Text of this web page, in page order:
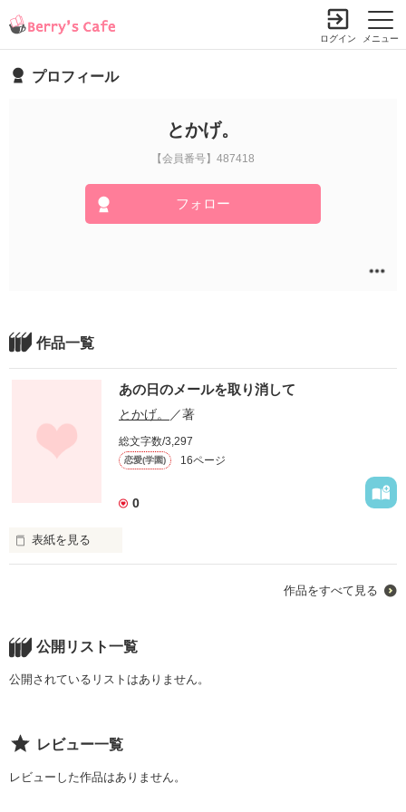
メニュー
ログイン
プロフィール
とかげ。
【会員番号】487418
フォロー
作品一覧
あの日のメールを取り消して
とかげ。 ／著
総文字数/3,297
恋愛(学園) 16ページ
0
表紙を見る
作品をすべて見る
公開リスト一覧
公開されているリストはありません。
レビュー一覧
レビューした作品はありません。